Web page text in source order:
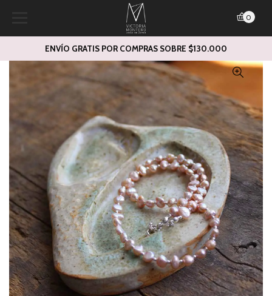
ENVÍO GRATIS POR COMPRAS SOBRE $130.000
0